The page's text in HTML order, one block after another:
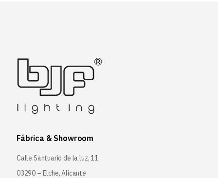
Fábrica & Showroom
Calle Santuario de la luz, 11
03290 – Elche, Alicante